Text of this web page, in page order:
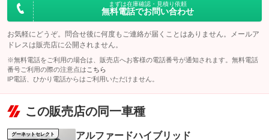
まずは在庫確認・見積り依頼
無料電話でお問い合わせ
お気軽にどうぞ。問合せ後に何度もご連絡が届くことはありません。メールア
ドレスは販売店に公開されません。
※無料電話をご利用の場合は、販売店へお客様の電話番号が通知されます。無料電話
番号ご利用の際の注意点は こちら
IP電話、ひかり電話からはご利用いただけません。
この販売店の同一車種
グーネットセレクト アルファードハイブリッド